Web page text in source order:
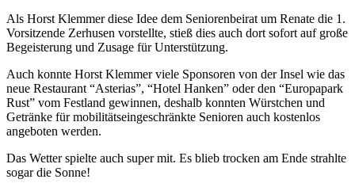
Als Horst Klemmer diese Idee dem Seniorenbeirat um Renate die 1.
Vorsitzende Zerhusen vorstellte, stieß dies auch dort sofort auf große
Begeisterung und Zusage für Unterstützung.
Auch konnte Horst Klemmer viele Sponsoren von der Insel wie das
neue Restaurant “Asterias”, “Hotel Hanken” oder den “Europapark
Rust” vom Festland gewinnen, deshalb konnten Würstchen und
Getränke für mobilitätseingeschränkte Senioren auch kostenlos
angeboten werden.
Das Wetter spielte auch super mit. Es blieb trocken am Ende strahlte
sogar die Sonne!